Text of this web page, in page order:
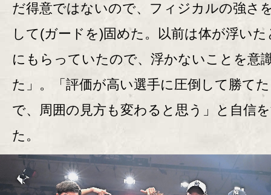
だ得意ではないので、フィジカルの強さ
して(ガードを)固めた。以前は体が浮い
にもらっていたので、浮かないことを意
た」。「評価が高い選手に圧倒して勝て
で、周囲の見方も変わると思う」と自信
た。